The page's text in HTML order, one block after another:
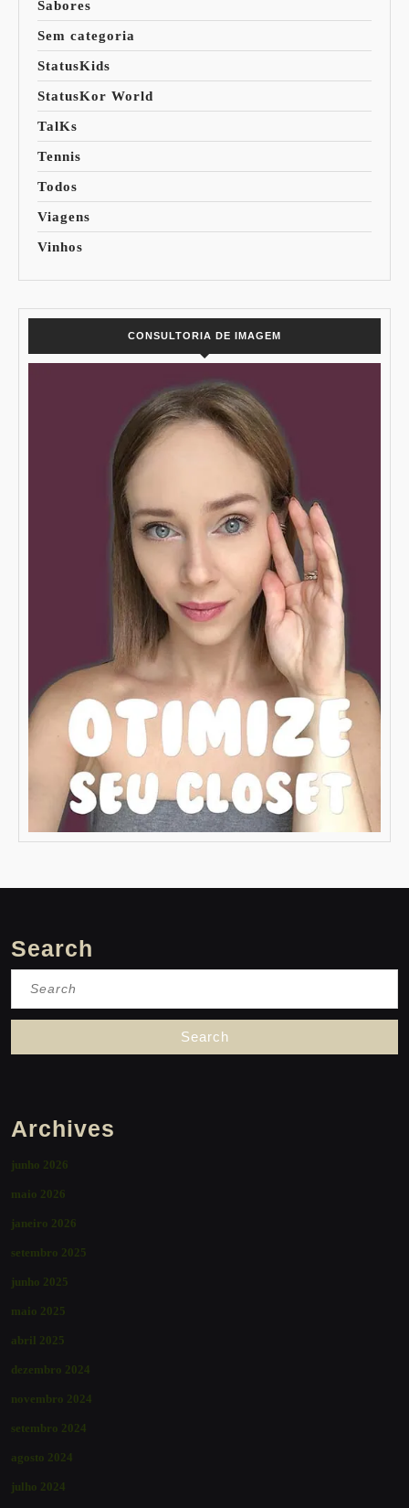
Sabores
Sem categoria
StatusKids
StatusKor World
TalKs
Tennis
Todos
Viagens
Vinhos
CONSULTORIA DE IMAGEM
Search
Archives
junho 2026
maio 2026
janeiro 2026
setembro 2025
junho 2025
maio 2025
abril 2025
dezembro 2024
novembro 2024
setembro 2024
agosto 2024
julho 2024